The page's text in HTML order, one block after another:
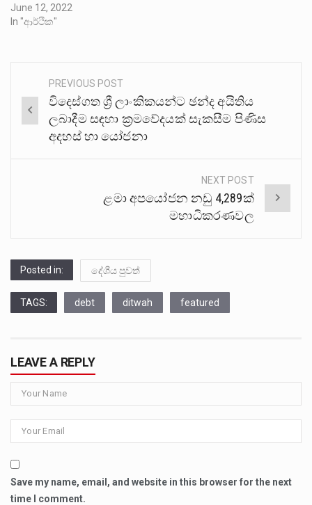
June 12, 2022
In "ආර්ථික"
Post
navigation
PREVIOUS POST
විදෙස්ගත ශ්‍රී ලාංකිකයන්ට ඡන්ද අයිතිය
ලබාදීම සඳහා ක්‍රමවේදයක් සැකසීම පිණිස
අදහස් හා යෝජනා
NEXT POST
ළමා අපයෝජන නඩු 4,289ක්
මහාධිකරණවල
Posted in: දේශීය පුවත්
TAGS: debt ditwah featured
LEAVE A REPLY
Save my name, email, and website in this browser for the next
time I comment.